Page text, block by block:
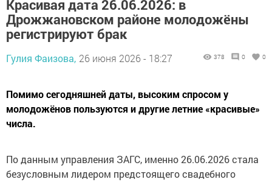
Красивая дата 26.06.2026: в
Дрожжановском районе молодожёны
регистрируют брак
Гулия Фаизова, 26 июня 2026 - 18:27 378 0 0
Помимо сегодняшней даты, высоким спросом у
молодожёнов пользуются и другие летние «красивые»
числа.
По данным управления ЗАГС, именно 26.06.2026 стала
безусловным лидером предстоящего свадебного